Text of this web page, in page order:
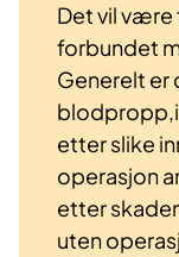
Det vil
forbundet
Generelt er
etter slike
operasjon
etter
uten